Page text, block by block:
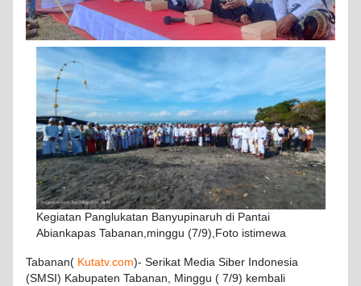
Kegiatan Panglukatan Banyupinaruh di Pantai
Abiankapas Tabanan,minggu (7/9),Foto istimewa
Tabanan( Kutatv.com)- Serikat Media Siber Indonesia
(SMSI) Kabupaten Tabanan, Minggu ( 7/9) kembali